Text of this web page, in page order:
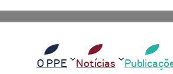
O PPE Notícias